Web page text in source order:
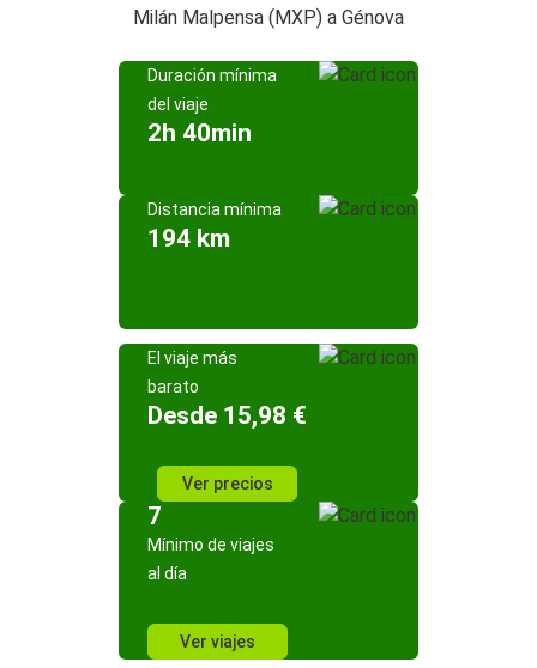
Milán Malpensa (MXP) a Génova
Duración mínima
del viaje
2h 40min
Distancia mínima
194 km
El viaje más
barato
Desde 15,98 €
Ver precios
7
Mínimo de viajes
al día
Ver viajes